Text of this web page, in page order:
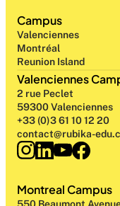
Campus
Valenciennes
Montréal
Reunion Island
Valenciennes
2 rue Peclet
59300 Valenciennes
+33 (0)3 61 10 12 20
contact@rubika-
Montreal Campus